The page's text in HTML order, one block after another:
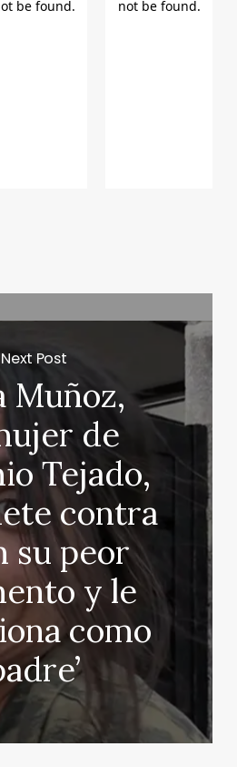
Next Post
Muñoz,
de
Tejado,
contra
su peor
y le
como